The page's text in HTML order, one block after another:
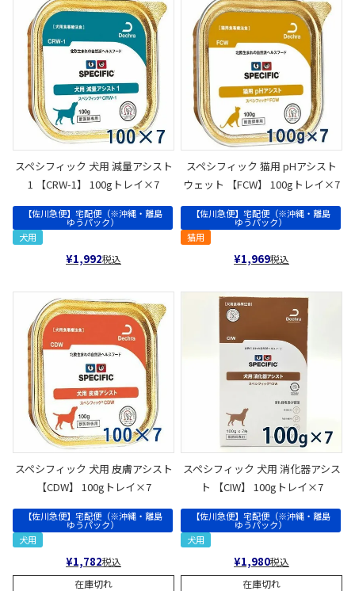
スペシフィック 犬用 減量アシスト
1 【CRW-1】 100gトレイ×7
【佐川急便】宅配便（※沖縄・離島
ゆうパック）
犬用
¥1,992税込
スペシフィック 猫用 pHアシスト
ウェット 【FCW】 100gトレイ×7
【佐川急便】宅配便（※沖縄・離島
ゆうパック）
猫用
¥1,969税込
スペシフィック 犬用 皮膚アシスト
【CDW】 100gトレイ×7
【佐川急便】宅配便（※沖縄・離島
ゆうパック）
犬用
¥1,782税込
在庫切れ
スペシフィック 犬用 消化器アシス
ト 【CIW】 100gトレイ×7
【佐川急便】宅配便（※沖縄・離島
ゆうパック）
犬用
¥1,980税込
在庫切れ